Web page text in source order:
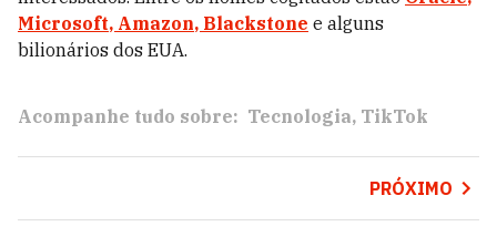
Microsoft, Amazon, Blackstone e alguns
bilionários dos EUA.
Acompanhe tudo sobre: Tecnologia TikTok
PRÓXIMO